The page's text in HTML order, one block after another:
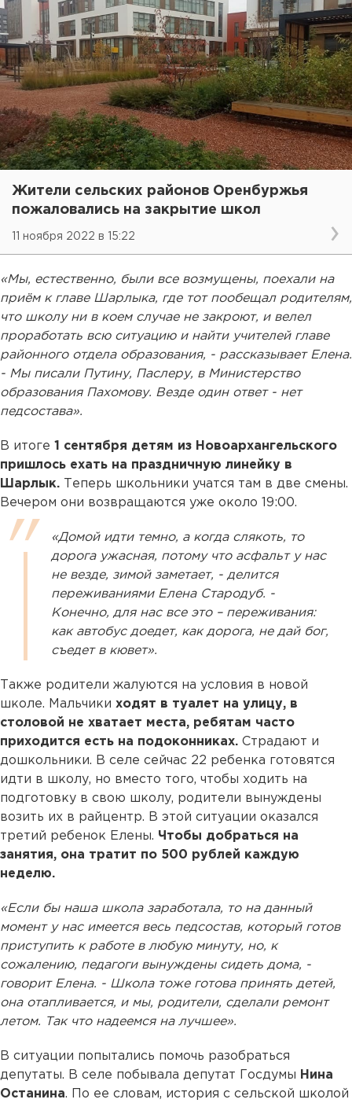
Жители сельских районов Оренбуржья
пожаловались на закрытие школ
11 ноября 2022 в 15:22
«Мы, естественно, были все возмущены, поехали на
приём к главе Шарлыка, где тот пообещал родителям,
что школу ни в коем случае не закроют, и велел
проработать всю ситуацию и найти учителей главе
районного отдела образования, - рассказывает Елена.
- Мы писали Путину, Паслеру, в Министерство
образования Пахомову. Везде один ответ - нет
педсостава».
В итоге 1 сентября детям из Новоархангельского
пришлось ехать на праздничную линейку в
Шарлык.
Теперь школьники учатся там в две смены.
Вечером они возвращаются уже около 19:00.
«Домой идти темно, а когда слякоть, то
дорога ужасная, потому что асфальт у нас
не везде, зимой заметает, - делится
переживаниями Елена Стародуб. -
Конечно, для нас все это – переживания:
как автобус доедет, как дорога, не дай бог,
съедет в кювет».
Также родители жалуются на условия в новой
школе. Мальчики ходят в туалет на улицу, в
столовой не хватает места, ребятам часто
приходится есть на подоконниках. Страдают и
дошкольники. В селе сейчас 22 ребенка готовятся
идти в школу, но вместо того, чтобы ходить на
подготовку в свою школу, родители вынуждены
возить их в райцентр. В этой ситуации оказался
третий ребенок Елены. Чтобы добраться на
занятия, она тратит по 500 рублей каждую
неделю.
«Если бы наша школа заработала, то на данный
момент у нас имеется весь педсостав, который готов
приступить к работе в любую минуту, но, к
сожалению, педагоги вынуждены сидеть дома, -
говорит Елена. - Школа тоже готова принять детей,
она отапливается, и мы, родители, сделали ремонт
летом. Так что надеемся на лучшее».
В ситуации попытались помочь разобраться
депутаты. В селе побывала депутат Госдумы Нина
Останина. По ее словам, история с сельской школой